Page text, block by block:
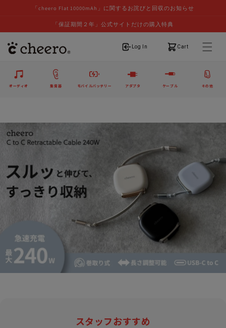
「cheero Flat 10000mAh」に関するお詫びと回収のお知らせ
「保証期間２年」公式サイトだけの購入特典
Log In
ログイン Cart
カート
オーディオ 集音器 モバイルバッテリー アダプタ ケーブル その他
スタッフおすすめ